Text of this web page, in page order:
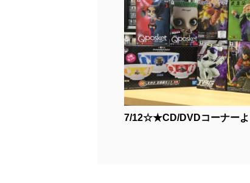
7/12☆★CD/DVDコーナーよ